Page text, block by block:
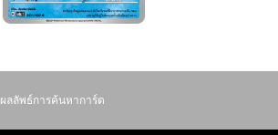
ผลลัพธ์การค้นหาการ์ด